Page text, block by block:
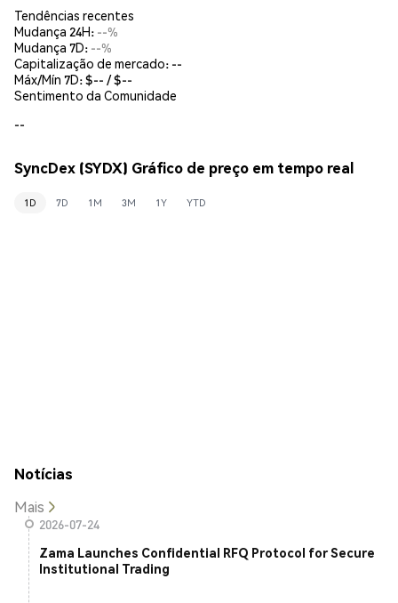
Tendências recentes
Mudança 24H: --%
Mudança 7D: --%
Capitalização de mercado: --
Máx/Mín 7D: $-- / $--
Sentimento da Comunidade
--
SyncDex (SYDX) Gráfico de preço em tempo real
1D 7D 1M 3M 1Y YTD
Notícias
Mais
2026-07-24
Zama Launches Confidential RFQ Protocol for Secure
Institutional Trading